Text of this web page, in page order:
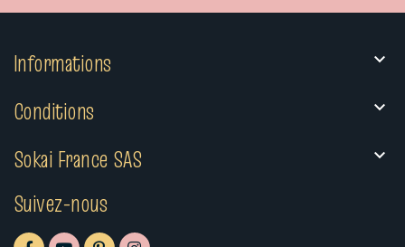
Informations 
Conditions 
Sokai France SAS 
Suivez-nous